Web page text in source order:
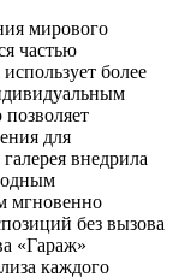
мирового
частью
более
для
внедрила
мгновенно
без вызова
«Гараж»
каждого